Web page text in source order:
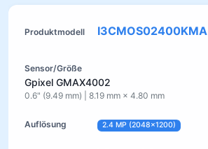
I3CMOS02400KMA
Gpixel GMAX4002
0.6" (9.49 mm) | 8.19 mm × 4.80 mm
2.4 MP (2048×1200)